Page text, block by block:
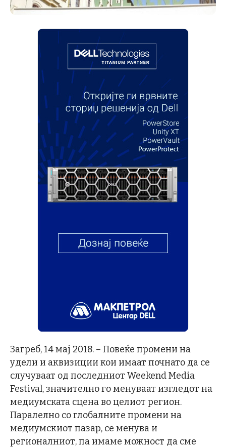
Загреб, 14 мај 2018. – Повеќе промени на
удели и аквизиции кои имаат почнато да се
случуваат од последниот Weekend Media
Festival, значително го менуваат изгледот на
медиумската сцена во целиот регион.
Паралелно со глобалните промени на
медиумскиот пазар, се менува и
регионалниот, па имаме можност да сме